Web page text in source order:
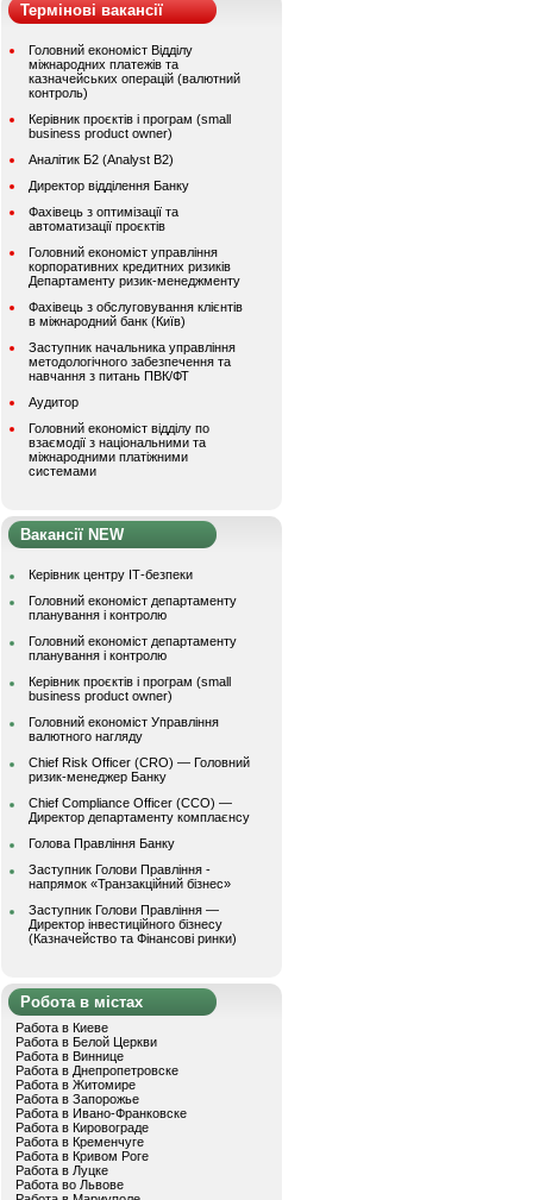
Термінові вакансії
Головний економіст Відділу
міжнародних платежів та
казначейських операцій (валютний
контроль)
Керівник проєктів і програм (small
business product owner)
Аналітик Б2 (Analyst B2)
Директор відділення Банку
Фахівець з оптимізації та
автоматизації проєктів
Головний економіст управління
корпоративних кредитних ризиків
Департаменту ризик-менеджменту
Фахівець з обслуговування клієнтів
в міжнародний банк (Київ)
Заступник начальника управління
методологічного забезпечення та
навчання з питань ПВК/ФТ
Аудитор
Головний економіст відділу по
взаємодії з національними та
міжнародними платіжними
системами
Вакансії NEW
Керівник центру ІТ-безпеки
Головний економіст департаменту
планування і контролю
Головний економіст департаменту
планування і контролю
Керівник проєктів і програм (small
business product owner)
Головний економіст Управління
валютного нагляду
Chief Risk Officer (CRO) — Головний
ризик-менеджер Банку
Chief Compliance Officer (CCO) —
Директор департаменту комплаєнсу
Голова Правління Банку
Заступник Голови Правління -
напрямок «Транзакційний бізнес»
Заступник Голови Правління —
Директор інвестиційного бізнесу
(Казначейство та Фінансові ринки)
Робота в містах
Работа в Киеве
Работа в Белой Церкви
Работа в Виннице
Работа в Днепропетровске
Работа в Житомире
Работа в Запорожье
Работа в Ивано-Франковске
Работа в Кировограде
Работа в Кременчуге
Работа в Кривом Роге
Работа в Луцке
Работа во Львове